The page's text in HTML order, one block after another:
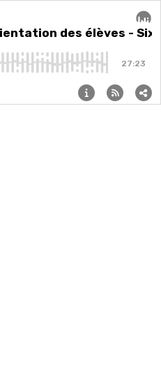
l'orientation des élèves -
des élèves -
27:23